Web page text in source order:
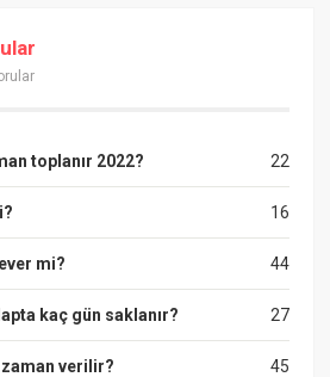
22
toplanır 2022?
16
44
mi?
27
kaç gün saklanır?
45
zaman verilir?